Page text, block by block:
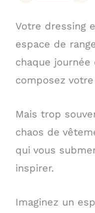
Votre dressing
espace de
chaque journée
composez
Mais trop
chaos de
qui vous
inspirer.
Imaginez un